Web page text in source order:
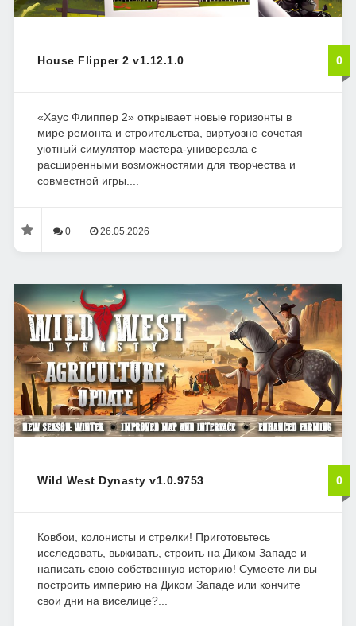
House Flipper 2 v1.12.1.0 0
«Хаус Флиппер 2» открывает новые горизонты в
мире ремонта и строительства, виртуозно сочетая
уютный симулятор мастера-универсала с
расширенными возможностями для творчества и
совместной игры....
0 26.05.2026
Wild West Dynasty v1.0.9753 0
Ковбои, колонисты и стрелки! Приготовьтесь
исследовать, выживать, строить на Диком Западе и
написать свою собственную историю! Сумеете ли вы
построить империю на Диком Западе или кончите
свои дни на виселице?...